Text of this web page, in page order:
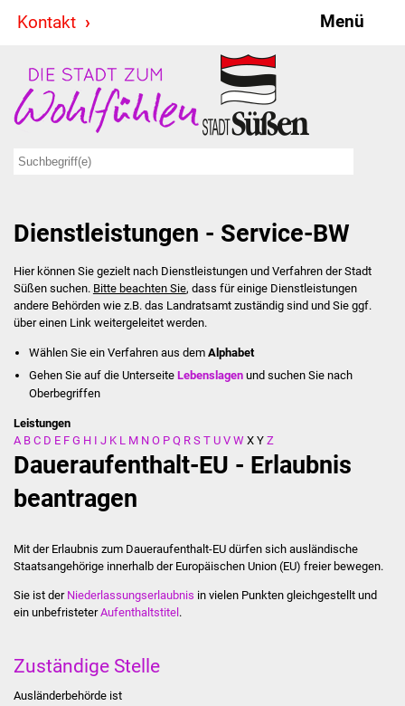
Kontakt Menü
Stadt & Politik
Bürgermeister
Ausschüsse
Ratsinformationssystem
Jugendbeirat
Summerrockfestival
Stadtverwaltung
Stellenangebote
Dienstleistungen - Service-BW
Hier können Sie gezielt nach Dienstleistungen und Verfahren der Stadt
Süßen suchen. Bitte beachten Sie, dass für einige Dienstleistungen
andere Behörden wie z.B. das Landratsamt zuständig sind und Sie ggf.
über einen Link weitergeleitet werden.
Wählen Sie ein Verfahren aus dem Alphabet
Gehen Sie auf die UnterseiteLebenslagen und suchen Sie nach
Oberbegriffen
Leistungen
A B C D E F G H I J K L M N O P Q R S T U V W X Y Z
Daueraufenthalt-EU - Erlaubnis
beantragen
Mit der Erlaubnis zum Daueraufenthalt-EU dürfen sich ausländische
Staatsangehörige innerhalb der Europäischen Union (EU) freier bewegen.
Sie ist der Niederlassungserlaubnis in vielen Punkten gleichgestellt und
ein unbefristeterAufenthaltstitel .
Zuständige Stelle
Ausländerbehörde ist